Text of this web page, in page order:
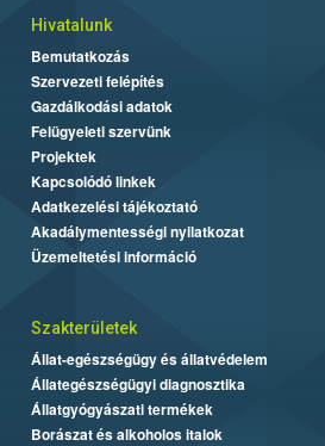
Hivatalunk
Bemutatkozás
Szervezeti felépítés
Gazdálkodási adatok
Felügyeleti szervünk
Projektek
Kapcsolódó linkek
Adatkezelési tájékoztató
Akadálymentességi nyilatkozat
Üzemeltetési információ
Szakterületek
Állat-egészségügy és állatvédelem
Állategészségügyi diagnosztika
Állatgyógyászati termékek
Borászat és alkoholos italok